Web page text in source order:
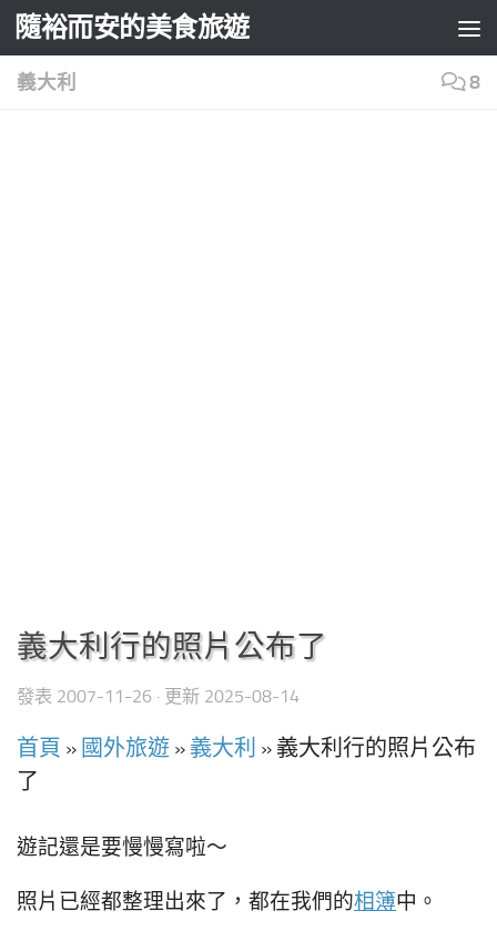
Skip to content
隨裕而安的美食旅遊
義大利 8
義大利行的照片公布了
發表 2007-11-26 · 更新 2025-08-14
首頁 » 國外旅遊 » 義大利 » 義大利行的照片公布
了
遊記還是要慢慢寫啦～
照片已經都整理出來了，都在我們的相簿中。